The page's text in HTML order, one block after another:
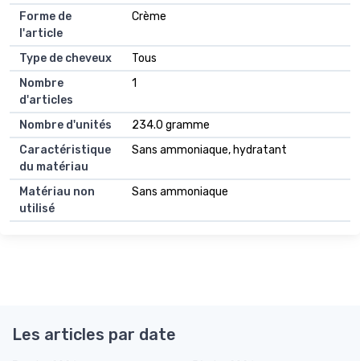
Forme de
l'article
Crème
Type de cheveux
Tous
Nombre
d'articles
1
Nombre d'unités
234.0 gramme
Caractéristique
du matériau
Sans ammoniaque, hydratant
Matériau non
utilisé
Sans ammoniaque
Les articles par date